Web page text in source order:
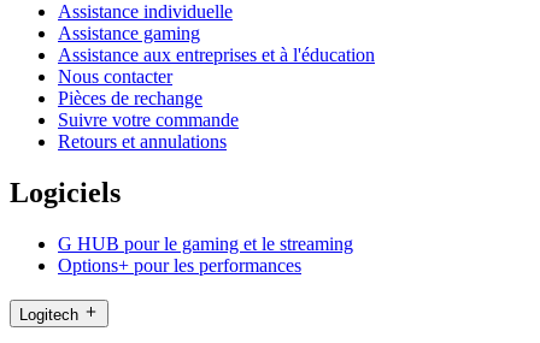
Assistance individuelle
Assistance gaming
Assistance aux entreprises et à l'éducation
Nous contacter
Pièces de rechange
Suivre votre commande
Retours et annulations
Logiciels
G HUB pour le gaming et le streaming
Options+ pour les performances
Logitech